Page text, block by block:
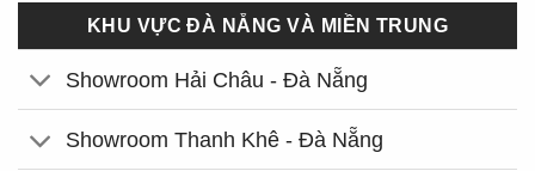
KHU VỰC ĐÀ NẴNG VÀ MIỀN TRUNG
Showroom Hải Châu - Đà Nẵng
Showroom Thanh Khê - Đà Nẵng